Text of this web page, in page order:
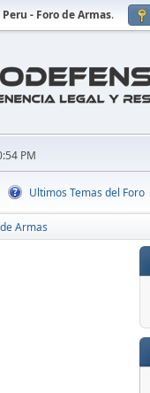
- Foro de Armas.
PM
Ultimos Temas del Foro
Armas